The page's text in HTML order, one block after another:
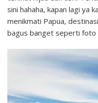
sini hahaha, kapan lagi ya
menikmati Papua,
bagus banget seperti